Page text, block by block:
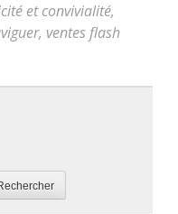
et convivialité,
, ventes flash